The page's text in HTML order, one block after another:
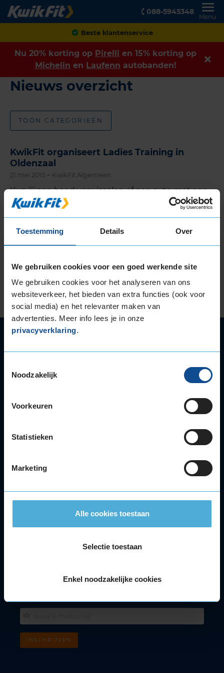
Toestemming Details Over
We gebruiken cookies voor een goed werkende site
We gebruiken cookies voor het analyseren van ons
websiteverkeer, het bieden van extra functies (ook voor
social media) en het relevanter maken van
advertenties. Meer info lees je in onze
privacyverklaring.
Noodzakelijk
Voorkeuren
Statistieken
Marketing
Alle cookies toestaan
Selectie toestaan
Enkel noodzakelijke cookies
088-5945348
Menu
Beste klantenservice
Nu 20% korting op Pirelli en 15% korting op
Michelin en Laufenn autobanden!
Nieuws overzicht
TOON CATEGORIEËN
KwikFit organiseert Ladies Training in
Oldenzaal
21 mei 2015 - KwikFit Algemeen
Kun jij een band verwisselen of een auto met een
lege accu starten? Nee? Dan daagt KwikFit je uit
KwikFit-vestiging aan de Essenlaan 121 Oldenzaal
op maandag 15 juni 2015.
Autobanden
Onderhoud
Accu
Distributieriem
Alle autoservices
Meer KwikFit
INSCHRIJVEN